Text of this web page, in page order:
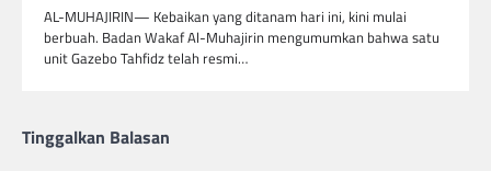
AL-MUHAJIRIN— Kebaikan yang ditanam hari ini, kini mulai
berbuah. Badan Wakaf Al-Muhajirin mengumumkan bahwa satu
unit Gazebo Tahfidz telah resmi…
Tinggalkan Balasan